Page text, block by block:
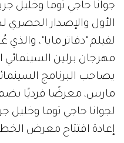
جوانا حاجي توما وخليل
الأول والإصدار
لفيلم "دفاتر مايا"،
مهرجان برلين السينمائي
مارس، معرضًا فرديًا
لجوانا حاجي توما وخليل
إعادة افتتاح معرض الخط